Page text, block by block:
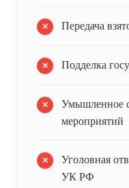
Передача
Подделка
Умышленное
мероприятий
Уголовная
УК РФ